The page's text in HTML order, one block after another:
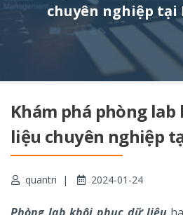
chuyên nghiệp tại
Khám phá phòng
liệu chuyên nghiệp
quantri 2024-01-24